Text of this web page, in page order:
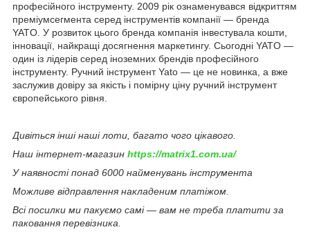
професійного інструменту. 2009 рік ознаменувався відкриттям
преміумсегмента серед інструментів компанії — бренда
YATO. У розвиток цього бренда компанія інвестувала кошти,
інновації, найкращі досягнення маркетингу. Сьогодні YATO —
один із лідерів серед іноземних брендів професійного
інструменту. Ручний інструмент Yato — це не новинка, а вже
заслужив довіру за якість і помірну ціну ручний інструмент
європейського рівня.
Дивіться інші наші лоти, багато чого цікавого.
Наш інтернет-магазин https://matrix1.com.ua/
У наявності понад 6000 найменувань інструмента
Можливе відправлення накладеним платіжом.
Всі посилки ми пакуємо самі — вам не треба платити за
паковання перевізника.